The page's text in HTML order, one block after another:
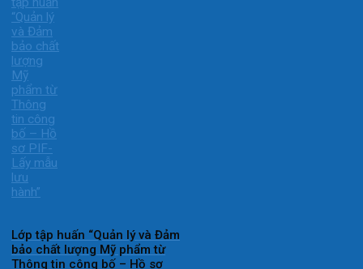
Lớp tập huấn “Quản lý và Đảm
bảo chất lượng Mỹ phẩm từ
Thông tin công bố – Hồ sơ